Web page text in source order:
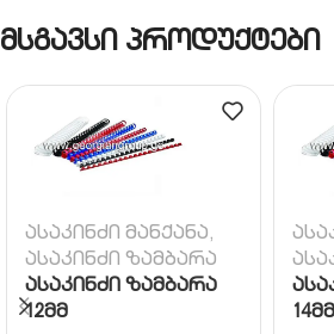
მსგავსი პროდუქტები
ასაკინძი მანქანა,
ასაკინძი ზამბარა
ასაკინძი ზამბარა
12მმ
14მმ